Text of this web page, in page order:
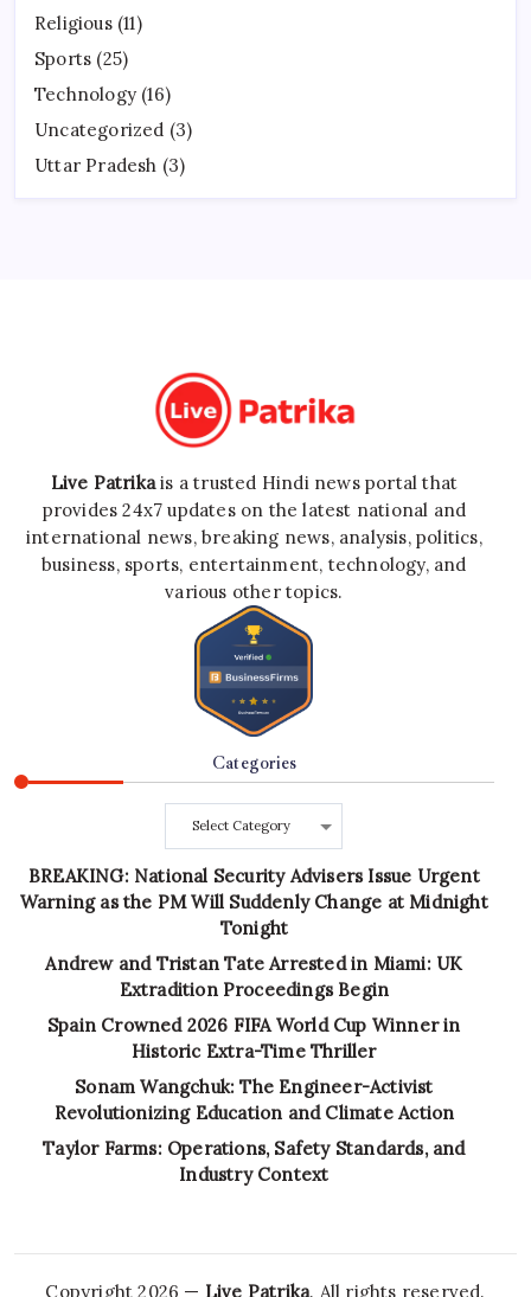
Religious(11)
Sports (25)
Technology (16)
Uncategorized (3)
Uttar Pradesh (3)
Live Patrikais a trusted Hindi news portal that
provides 24x7 updates on the latest national and
international news, breaking news, analysis, politics,
business, sports, entertainment, technology, and
various other topics.
Categories
Categories
BREAKING: National Security Advisers Issue Urgent
Warning as the PM Will Suddenly Change at Midnight
Tonight
Andrew and Tristan Tate Arrested in Miami: UK
Extradition Proceedings Begin
Spain Crowned 2026 FIFA World Cup Winner in
Historic Extra-Time Thriller
Sonam Wangchuk: The Engineer-Activist
Revolutionizing Education and Climate Action
Taylor Farms: Operations, Safety Standards, and
Industry Context
Copyright 2026 — Live Patrika. All rights reserved.